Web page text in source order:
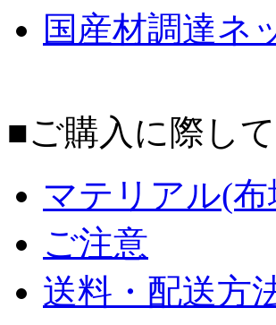
国産材調達ネ
■ご購入に際して
マテリアル(
ご注意
送料・配送方